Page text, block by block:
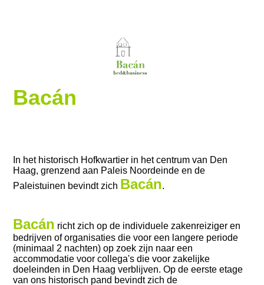
Bacán
In het historisch Hofkwartier in het centrum van Den
Haag, grenzend aan Paleis Noordeinde en de
Paleistuinen bevindt zich Bacán.
Bacán richt zich op de individuele zakenreiziger en
bedrijven of organisaties die voor een langere periode
(minimaal 2 nachten) op zoek zijn naar een
accommodatie voor collega's die voor zakelijke
doeleinden in Den Haag verblijven. Op de eerste etage
van ons historisch pand bevindt zich de